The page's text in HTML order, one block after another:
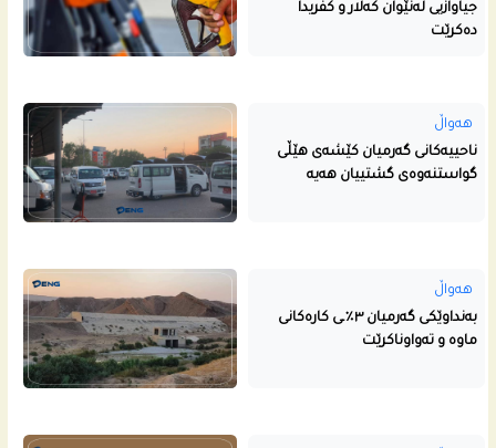
جیاوازیی لەنێوان کەلار و کفریدا
دەکرێت
هەواڵ
ناحییه‌كانى گه‌رمیان كێشه‌ى هێڵى
گواستنه‌وه‌ى گشتییان هه‌یه‌
هەواڵ
بەنداوێکی گەرمیان ٣٪ـی کارەکانی
ماوە و تەواوناکرێت